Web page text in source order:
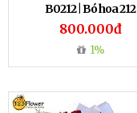
B0212 | Bó hoa 212
800.000đ
1%